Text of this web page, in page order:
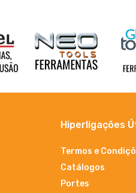
Hiperligações
Termos e
Catálogos
Portes